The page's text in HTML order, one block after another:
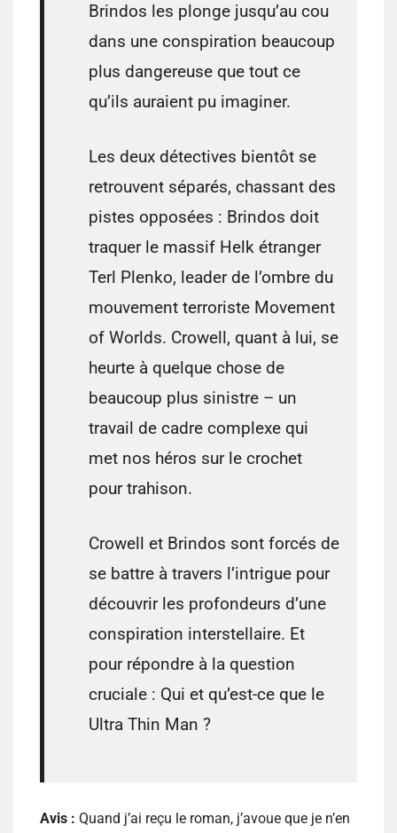
Brindos les plonge jusqu’au cou
dans une conspiration beaucoup
plus dangereuse que tout ce
qu’ils auraient pu imaginer.
Les deux détectives bientôt se
retrouvent séparés, chassant des
pistes opposées : Brindos doit
traquer le massif Helk étranger
Terl Plenko, leader de l’ombre du
mouvement terroriste Movement
of Worlds. Crowell, quant à lui, se
heurte à quelque chose de
beaucoup plus sinistre – un
travail de cadre complexe qui
met nos héros sur le crochet
pour trahison.
Crowell et Brindos sont forcés de
se battre à travers l’intrigue pour
découvrir les profondeurs d’une
conspiration interstellaire. Et
pour répondre à la question
cruciale : Qui et qu’est-ce que le
Ultra Thin Man ?
Avis : Quand j’ai reçu le roman, j’avoue que je n’en